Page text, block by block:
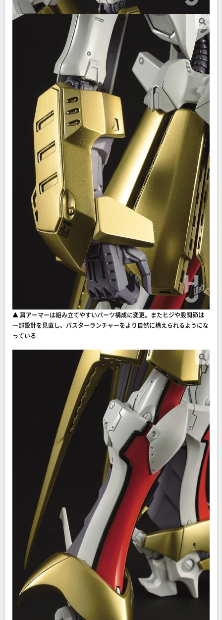
▲ 肩アーマーは組み立てやすいパーツ構成に変更。またヒジや股関節は
一部設計を見直し、バスターランチャーをより自然に構えられるようにな
っている